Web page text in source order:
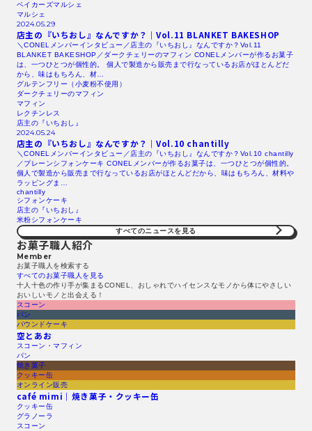
ベイカーズマルシェ
マルシェ
2024.05.29
店主の『いちおし』なんですか？｜Vol.11 BLANKET BAKESHOP
＼CONELメンバーインタビュー／店主の『いちおし』なんですか？Vol.11
BLANKET BAKESHOP／ダークチェリーのマフィン CONELメンバーが作るお菓子
は、一つひとつが個性的。 個人で製造から販売まで行なっているお店がほとんどだ
から、味はもちろん、材…
グルテンフリー（小麦粉不使用）
ダークチェリーのマフィン
マフィン
レクチンレス
店主の『いちおし』
2024.05.24
店主の『いちおし』なんですか？｜Vol.10 chantilly
＼CONELメンバーインタビュー／店主の『いちおし』なんですか？Vol.10 chantilly
／プレーンシフォンケーキ CONELメンバーが作るお菓子は、一つひとつが個性的。
個人で製造から販売まで行なっているお店がほとんどだから、味はもちろん、材料や
ラッピングま…
chantilly
シフォンケーキ
店主の『いちおし』
米粉シフォンケーキ
すべてのニュースを見る​
お菓子職人紹介
Member
お菓子職人を検索する​
すべてのお菓子職人を見る​
十人十色の作り手が集まるCONEL、おしゃれでハイセンスなモノから体にやさしい
おいしいモノと出会える！
スコーン
パン
パウンドケーキ
空とあお
スコーン・マフィン
パン
焼き菓子
クッキー缶
オンライン販売
café mimi｜焼き菓子・クッキー缶
クッキー缶
グラノーラ
スコーン